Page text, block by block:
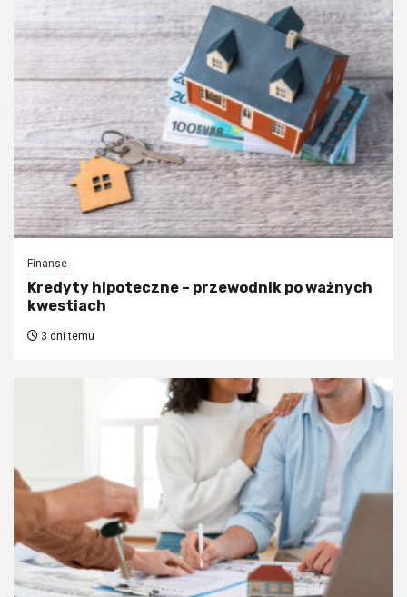
Finanse
Kredyty hipoteczne – przewodnik po ważnych
kwestiach
3 dni temu